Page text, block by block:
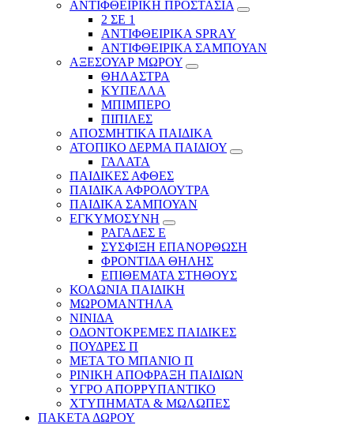
ΑΝΤΙΦΘΕΙΡΙΚΗ ΠΡΟΣΤΑΣΙΑ
2 ΣΕ 1
ΑΝΤΙΦΘΕΙΡΙΚΑ SPRAY
ΑΝΤΙΦΘΕΙΡΙΚΑ ΣΑΜΠΟΥΑΝ
ΑΞΕΣΟΥΑΡ ΜΩΡΟΥ
ΘΗΛΑΣΤΡΑ
ΚΥΠΕΛΛΑ
ΜΠΙΜΠΕΡΟ
ΠΙΠΙΛΕΣ
ΑΠΟΣΜΗΤΙΚΑ ΠΑΙΔΙΚΑ
ΑΤΟΠΙΚΟ ΔΕΡΜΑ ΠΑΙΔΙΟΥ
ΓΑΛΑΤΑ
ΠΑΙΔΙΚΕΣ ΑΦΘΕΣ
ΠΑΙΔΙΚΑ ΑΦΡΟΛΟΥΤΡΑ
ΠΑΙΔΙΚΑ ΣΑΜΠΟΥΑΝ
ΕΓΚΥΜΟΣΥΝΗ
ΡΑΓΑΔΕΣ Ε
ΣΥΣΦΙΞΗ ΕΠΑΝΟΡΘΩΣΗ
ΦΡΟΝΤΙΔΑ ΘΗΛΗΣ
ΕΠΙΘΕΜΑΤΑ ΣΤΗΘΟΥΣ
ΚΟΛΩΝΙΑ ΠΑΙΔΙΚΗ
ΜΩΡΟΜΑΝΤΗΛΑ
ΝΙΝΙΔΑ
ΟΔΟΝΤΟΚΡΕΜΕΣ ΠΑΙΔΙΚΕΣ
ΠΟΥΔΡΕΣ Π
ΜΕΤΑ ΤΟ ΜΠΑΝΙΟ Π
ΡΙΝΙΚΗ ΑΠΟΦΡΑΞΗ ΠΑΙΔΙΩΝ
ΥΓΡΟ ΑΠΟΡΡΥΠΑΝΤΙΚΟ
ΧΤΥΠΗΜΑΤΑ & ΜΩΛΩΠΕΣ
ΠΑΚΕΤΑ ΔΩΡΟΥ